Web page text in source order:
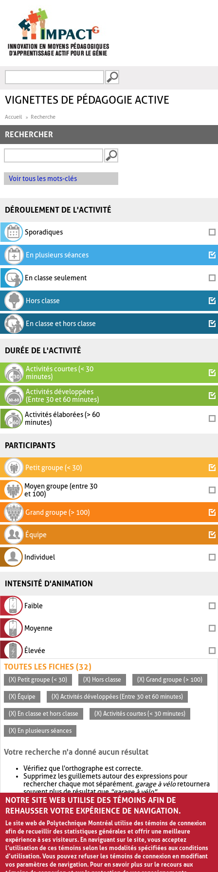
FORMULAIRE DE
VIGNETTES DE PÉDAGOGIE ACTIVE
Accueil Recherche
RECHERCHER
Voir tous les mots-clés
DÉROULEMENT DE L'ACTIVITÉ
Sporadiques
En plusieurs séances
En classe seulement
Hors classe
En classe et hors classe
DURÉE DE L'ACTIVITÉ
Activités courtes (< 30
minutes)
Activités développées
(Entre 30 et 60 minutes)
Activités élaborées (> 60
minutes)
PARTICIPANTS
Petit groupe (< 30)
Moyen groupe (entre 30
et 100)
Grand groupe (> 100)
Équipe
Individuel
INTENSITÉ D'ANIMATION
Faible
Moyenne
Élevée
TOUTES LES FICHES (32)
(X) Petit groupe (< 30) (X) Hors classe (X) Grand groupe (> 100)
(X) Équipe (X) Activités développées (Entre 30 et 60 minutes)
(X) En classe et hors classe (X) Activités courtes (< 30 minutes)
(X) En plusieurs séances
Votre recherche n'a donné aucun résultat
Vérifiez que l'orthographe est correcte.
Supprimez les guillemets autour des expressions pour
rechercher chaque mot séparément. garage à véloretournera
souvent plus de résultat que"garage à vélo".
Envisagez d'élargir votre recherche avec OR.garage OR vélo
retournera souvent plus de résultat quegarage à vélo
NOTRE SITE WEB UTILISE DES TÉMOINS AFIN DE
REHAUSSER VOTRE EXPÉRIENCE DE NAVIGATION.
Le site web de Polytechnique Montréal utilise des témoins de connexion
afin de recueillir des statistiques générales et offrir une meilleure
expérience à ses visiteurs. En naviguant sur le site, vous acceptez
l’utilisation de ces témoins selon les modalités spécifiées aux conditions
d’utilisation. Vous pouvez refuser les témoins de connexion en modifiant
vos paramètres de navigation. Pour en savoir plus sur le recours aux